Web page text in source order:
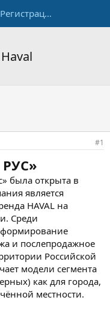
Регистрация
#1
была открыта в
является
HAVAL на
Среди
и послепродажное
Российской
модели сегмента
как для города,
местности.